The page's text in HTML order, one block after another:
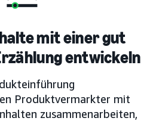
mit einer gut
entwickeln
Produktvermarkter mit
zusammenarbeiten,